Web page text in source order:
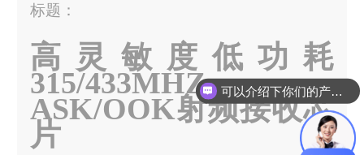
标题：
高灵敏度低功耗
315/433MHZ，
ASK/OOK射频接收芯
片
可以介绍下你们的产品么？